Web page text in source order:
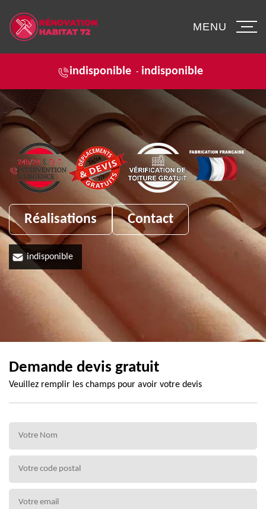
indisponible - indisponible
MENU
Réalisations Contact
indisponible
Demande devis gratuit
Veuillez remplir les champs pour avoir votre devis